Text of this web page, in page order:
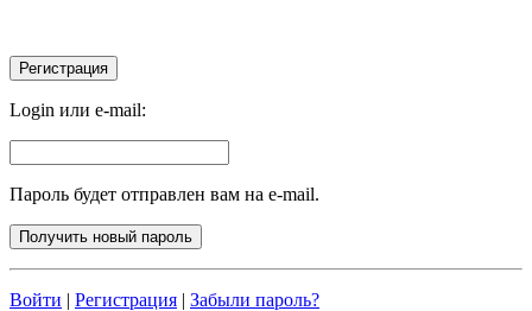
Login или e-mail:
Пароль будет отправлен вам на e-mail.
Войти Регистрация
Забыли пароль?